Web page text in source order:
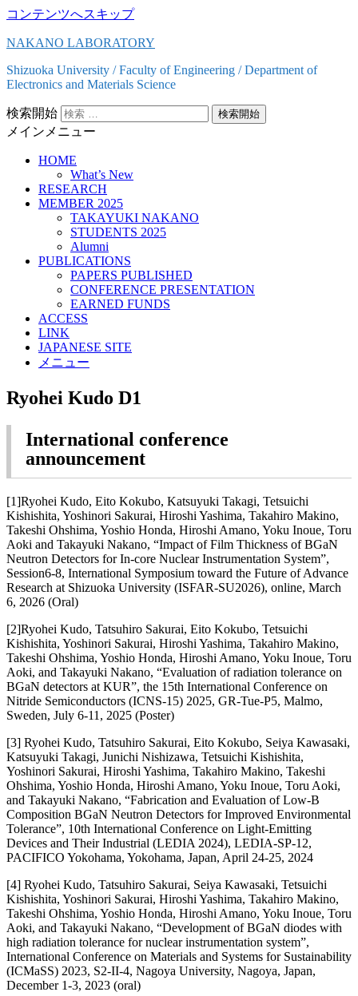
コンテンツへスキップ
NAKANO LABORATORY
Shizuoka University / Faculty of Engineering / Department of
Electronics and Materials Science
検索開始
メインメニュー
HOME
What’s New
RESEARCH
MEMBER 2025
TAKAYUKI NAKANO
STUDENTS 2025
Alumni
PUBLICATIONS
PAPERS PUBLISHED
CONFERENCE PRESENTATION
EARNED FUNDS
ACCESS
LINK
JAPANESE SITE
メニュー
Ryohei Kudo D1
International conference
announcement
[1]Ryohei Kudo, Eito Kokubo, Katsuyuki Takagi, Tetsuichi
Kishishita, Yoshinori Sakurai, Hiroshi Yashima, Takahiro Makino,
Takeshi Ohshima, Yoshio Honda, Hiroshi Amano, Yoku Inoue, Toru
Aoki and Takayuki Nakano, “Impact of Film Thickness of BGaN
Neutron Detectors for In-core Nuclear Instrumentation System”,
Session6-8, International Symposium toward the Future of Advance
Research at Shizuoka University (ISFAR-SU2026), online, March
6, 2026 (Oral)
[2]Ryohei Kudo, Tatsuhiro Sakurai, Eito Kokubo, Tetsuichi
Kishishita, Yoshinori Sakurai, Hiroshi Yashima, Takahiro Makino,
Takeshi Ohshima, Yoshio Honda, Hiroshi Amano, Yoku Inoue, Toru
Aoki, and Takayuki Nakano, “Evaluation of radiation tolerance on
BGaN detectors at KUR”, the 15th International Conference on
Nitride Semiconductors (ICNS-15) 2025, GR-Tue-P5, Malmo,
Sweden, July 6-11, 2025 (Poster)
[3] Ryohei Kudo, Tatsuhiro Sakurai, Eito Kokubo, Seiya Kawasaki,
Katsuyuki Takagi, Junichi Nishizawa, Tetsuichi Kishishita,
Yoshinori Sakurai, Hiroshi Yashima, Takahiro Makino, Takeshi
Ohshima, Yoshio Honda, Hiroshi Amano, Yoku Inoue, Toru Aoki,
and Takayuki Nakano, “Fabrication and Evaluation of Low-B
Composition BGaN Neutron Detectors for Improved Environmental
Tolerance”, 10th International Conference on Light-Emitting
Devices and Their Industrial (LEDIA 2024), LEDIA-SP-12,
PACIFICO Yokohama, Yokohama, Japan, April 24-25, 2024
[4] Ryohei Kudo, Tatsuhiro Sakurai, Seiya Kawasaki, Tetsuichi
Kishishita, Yoshinori Sakurai, Hiroshi Yashima, Takahiro Makino,
Takeshi Ohshima, Yoshio Honda, Hiroshi Amano, Yoku Inoue, Toru
Aoki, and Takayuki Nakano, “Development of BGaN diodes with
high radiation tolerance for nuclear instrumentation system”,
International Conference on Materials and Systems for Sustainability
(ICMaSS) 2023, S2-II-4, Nagoya University, Nagoya, Japan,
December 1-3, 2023 (oral)